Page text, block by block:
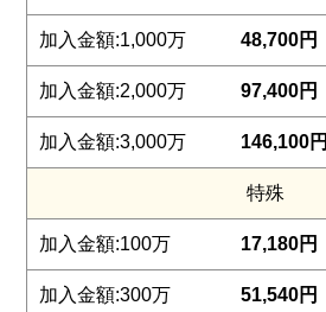
48,700円
97,400円
146,100円
特殊
17,180円
51,540円